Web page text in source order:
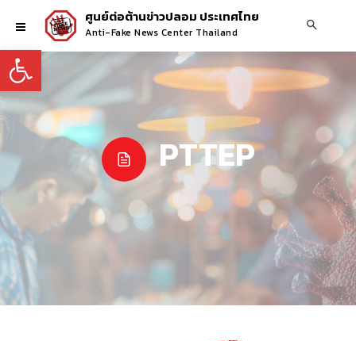
Open toolbar
ศูนย์ต่อต้านข่าวปลอม ประเทศไทย
Anti-Fake News Center Thailand
PTTEP